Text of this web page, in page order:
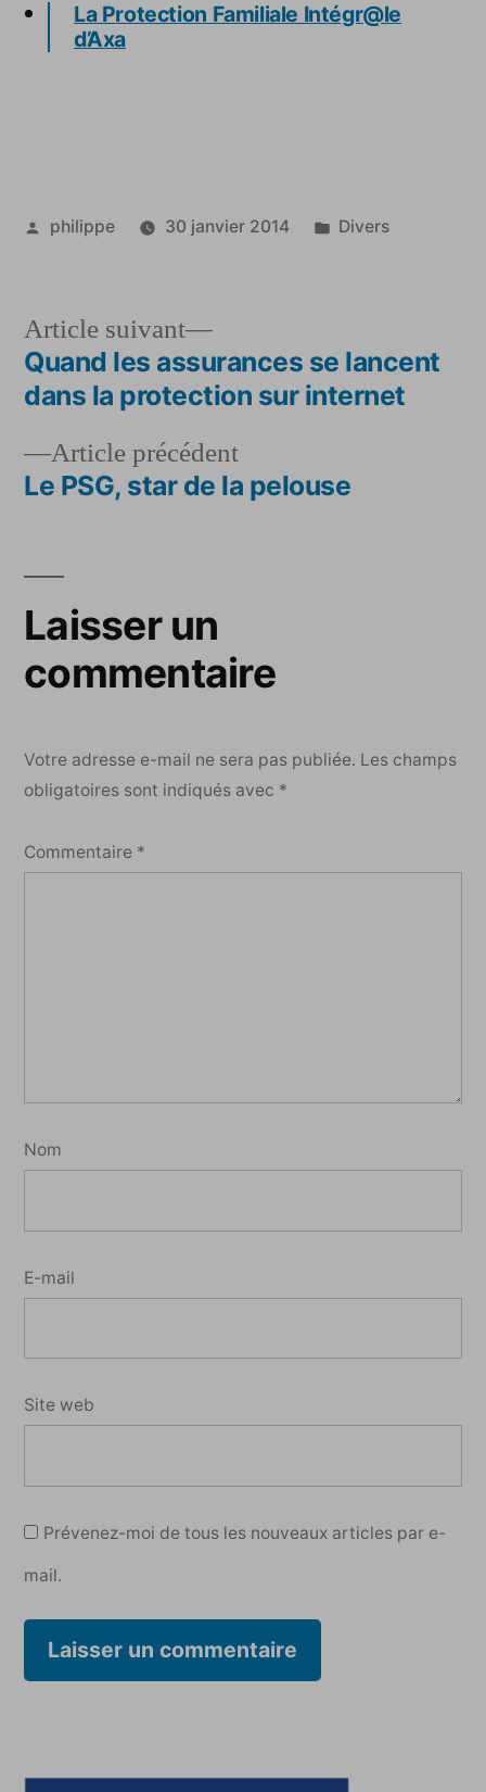
La Protection Familiale Intégr@le
d’Axa
Publié
philippe 30 janvier 2014
Publié
Divers
Navigation
l’article
Article précédentArticle
précédent :
Le PSG, star de la pelouse
Article suivant
Article
suivant :
Quand les assurances se lancent
dans la protection sur internet
Laisser un
commentaire
Votre adresse e-mail ne sera pas publiée. Les champs
obligatoires sont indiqués avec *
Commentaire *
Nom
E-mail
Site web
Prévenez-moi de tous les nouveaux articles par e-
mail.